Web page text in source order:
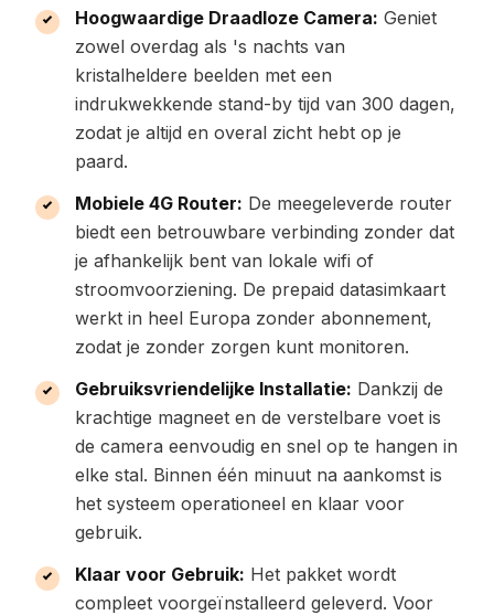
Hoogwaardige Draadloze Camera: Geniet
zowel overdag als 's nachts van
kristalheldere beelden met een
indrukwekkende stand-by tijd van 300 dagen,
zodat je altijd en overal zicht hebt op je
paard.
Mobiele 4G Router: De meegeleverde router
biedt een betrouwbare verbinding zonder dat
je afhankelijk bent van lokale wifi of
stroomvoorziening. De prepaid datasimkaart
werkt in heel Europa zonder abonnement,
zodat je zonder zorgen kunt monitoren.
Gebruiksvriendelijke Installatie: Dankzij de
krachtige magneet en de verstelbare voet is
de camera eenvoudig en snel op te hangen in
elke stal. Binnen één minuut na aankomst is
het systeem operationeel en klaar voor
gebruik.
Klaar voor Gebruik: Het pakket wordt
compleet voorgeïnstalleerd geleverd. Voor